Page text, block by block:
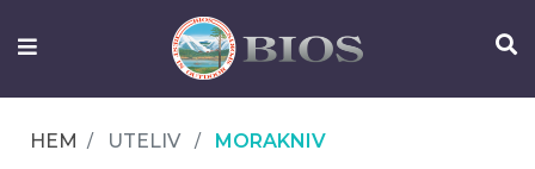
FISKEUTRUSTNING
HEM UTELIV MORAKNIV